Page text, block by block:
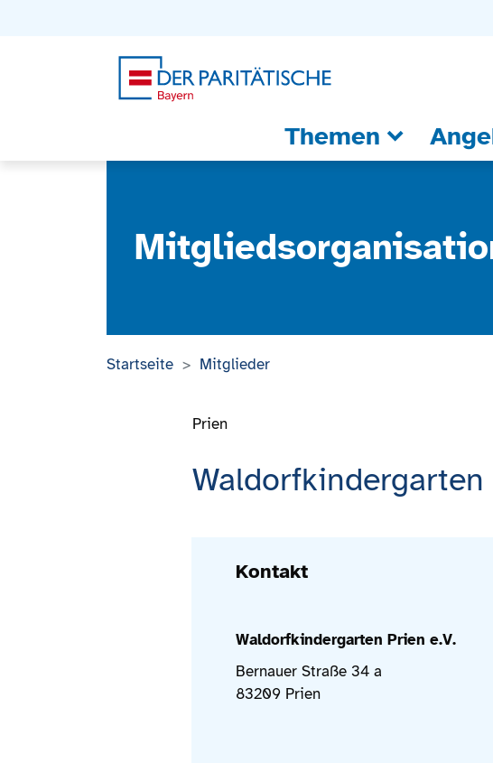
Themen
Startseite Mitglieder
Waldorfkindergarten
Prien
Kontakt
Waldorfkindergarten Prien e.V.
Bernauer Straße 34 a
83209 Prien